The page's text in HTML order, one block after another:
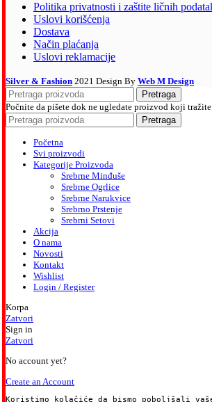
Politika privatnosti i zaštite ličnih
Uslovi korišćenja
Dostava
Način plaćanja
Uslovi reklamacije
Silver & Fashion 2021 Design By Web M Design
Pretraga
Počnite da pišete dok ne ugledate proizvod koji
Pretraga
Početna
Svi proizvodi
Kategorije Proizvoda
Srebrne Minđuše
Srebrne Ogrlice
Srebrne Narukvice
Srebrno Prstenje
Srebrni Setovi
Akcija
O nama
Novosti
Kontakt
Wishlist
Login / Register
Korpa
Zatvori
Sign in
Zatvori
No account yet?
Create an Account
Koristimo kolačiće da bismo poboljšali